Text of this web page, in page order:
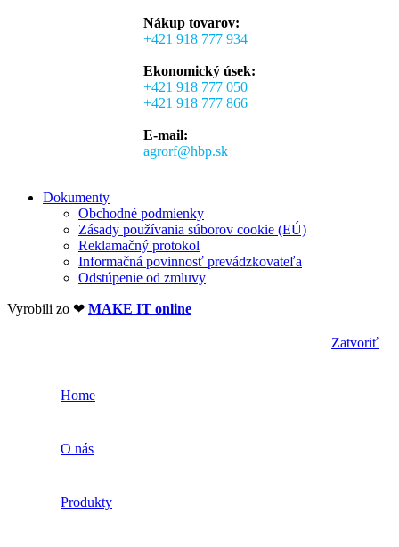
Nákup tovarov:
+421 918 777 934
Ekonomický úsek:
+421 918 777 050
+421 918 777 866
E-mail:
agrorf@hbp.sk
Dokumenty
Obchodné podmienky
Zásady používania súborov cookie (EÚ)
Reklamačný protokol
Informačná povinnosť prevádzkovateľa
Odstúpenie od zmluvy
Vyrobili zo ❤ MAKE IT online
Zatvoriť
Home
O nás
Produkty